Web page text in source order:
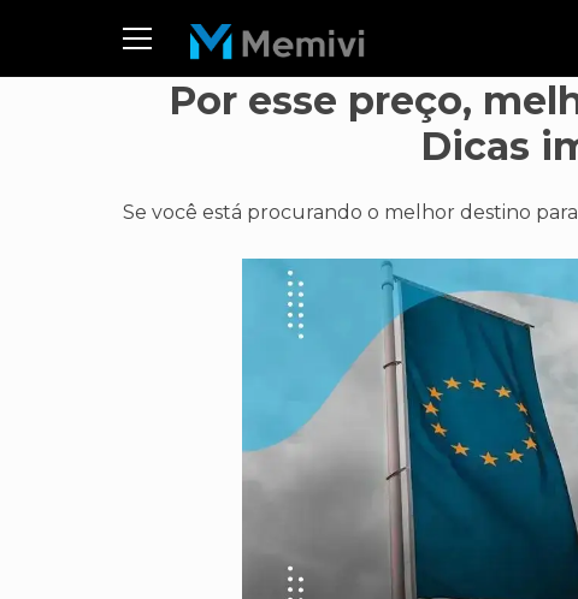
Por esse preço,
Dicas
Se você está procurando o melhor destino